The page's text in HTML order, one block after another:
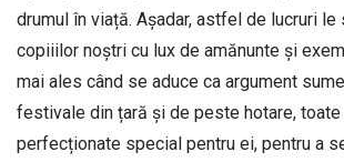
drumul în viață. Așadar, astfel de lucruri
copiiilor noștri cu lux de amănunte și
mai ales când se aduce ca argument
festivale din țară și de peste hotare,
perfecționate special pentru ei, pentru a